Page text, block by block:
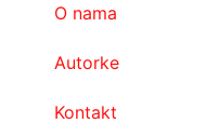
O nama
Autorke
Kontakt